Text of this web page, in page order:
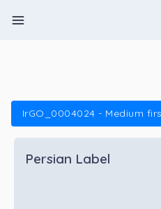
IrGO_0004024 - Medium
Persian Label